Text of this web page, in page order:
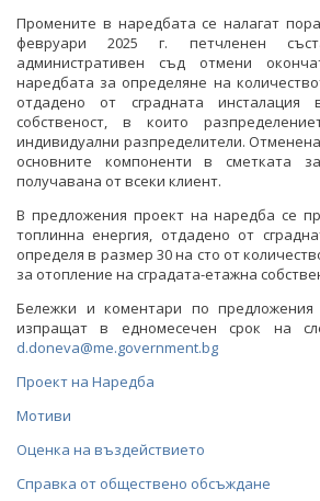
ФОТОГАЛЕРИЯ
ВИДЕОГАЛЕРИЯ
Промените в наредбата се налагат
февруари 2025 г. петчленен
административен съд отмени
наредбата за определяне на
отдадено от сградната
собственост, в които
индивидуални разпределители.
основните компоненти в сметката
получавана от всеки клиент.
В предложения проект на наредба се
топлинна енергия, отдадено от
определя в размер 30 на сто от
за отопление на сградата-етажна
Бележки и коментари по
изпращат в едномесечен срок на
d.doneva@me.government.bg
Проект на Наредба
Мотиви
Оценка на въздействието
Справка от обществено обсъждане